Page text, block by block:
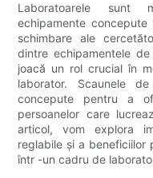
Laboratoarele sunt
echipamente
schimbare ale
dintre echipamentele
joacă un rol crucial în
laborator. Scaunele
concepute pentru a
persoanelor care
articol, vom explora
reglabile și a beneficiilor
într -un cadru de